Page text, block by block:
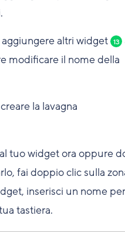
altri widget 13
modificare il nome della
la lavagna
tuo widget ora oppure
fai doppio clic sulla
inserisci un nome
tastiera.